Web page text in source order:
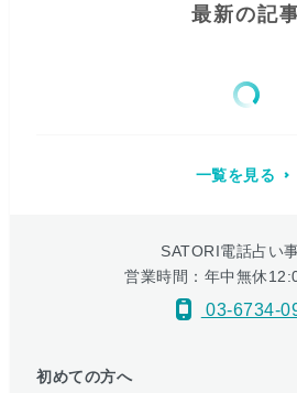
最新の記
一覧を見る
SATORI電話占い
営業時間：年中無休
03-6734-
初めての方へ